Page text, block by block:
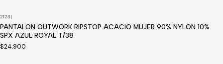
2123|
PANTALON OUTWORK RIPSTOP ACACIO MUJER 90% NYLON 10%
SPX AZUL ROYAL T/38
$24.900